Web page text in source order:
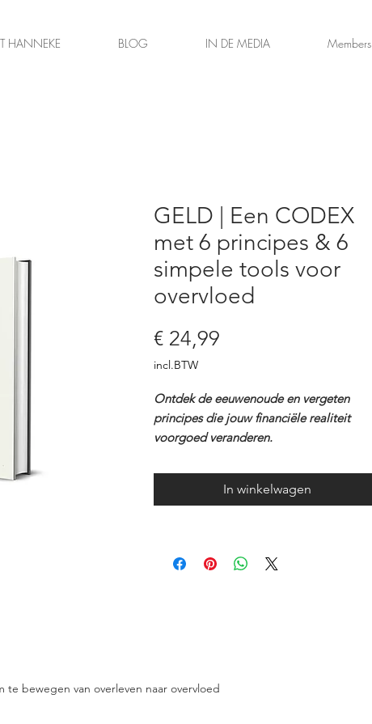
HANNEKE BLOG IN DE MEDIA Members
GELD | Een CODEX
met 6 principes & 6
simpele tools voor
overvloed
€ 24,99
incl.BTW
Ontdek de eeuwenoude en vergeten
principes die jouw financiële realiteit
voorgoed veranderen.
Niet de zoveelste geldgids, maar een
transformerende codex die je financiële
De 6 principes in de codex maken je
bewust van blokkades en helpen je om
In winkelwagen
bewegen van overleven naar overvloed